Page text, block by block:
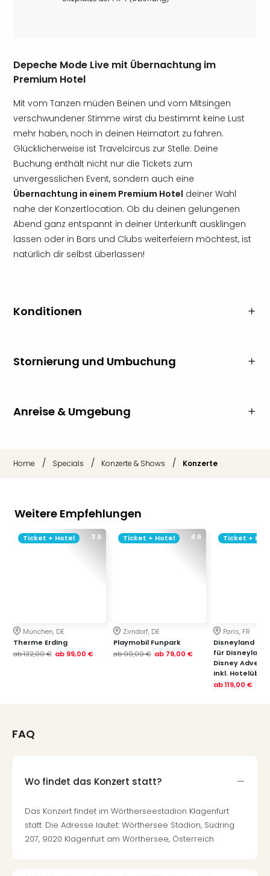
Depeche Mode Live mit Übernachtung im
Premium Hotel
Mit vom Tanzen müden Beinen und vom Mitsingen
verschwundener Stimme wirst du bestimmt keine Lust
mehr haben, noch in deinen Heimatort zu fahren.
Glücklicherweise ist Travelcircus zur Stelle: Deine
Buchung enthält nicht nur die Tickets zum
unvergesslichen Event, sondern auch eine
Übernachtung in einem Premium Hotel deiner Wahl
nahe der Konzertlocation. Ob du deinen gelungenen
Abend ganz entspannt in deiner Unterkunft ausklingen
lassen oder in Bars und Clubs weiterfeiern möchtest, ist
natürlich dir selbst überlassen!
Konditionen
Stornierung und Umbuchung
Anreise & Umgebung
Home / Specials / Konzerte & Shows / Konzerte
Weitere Empfehlungen
3.9
Ticket + Hotel
München, DE
Therme Erding
ab132,00 € ab 99,00 €
4.6
Ticket + Hotel
Zirndorf, DE
Playmobil Funpark
ab99,00 € ab 79,00 €
Ticket +
Paris, FR
Disneyland
für
Disney
inkl.
ab119,00 €
FAQ
Wo findet das Konzert statt?
Das Konzert findet im Wörtherseestadion Klagenfurt
statt. Die Adresse lautet: Wörthersee Stadion, Südring
207, 9020 Klagenfurt am Wörthersee, Österreich